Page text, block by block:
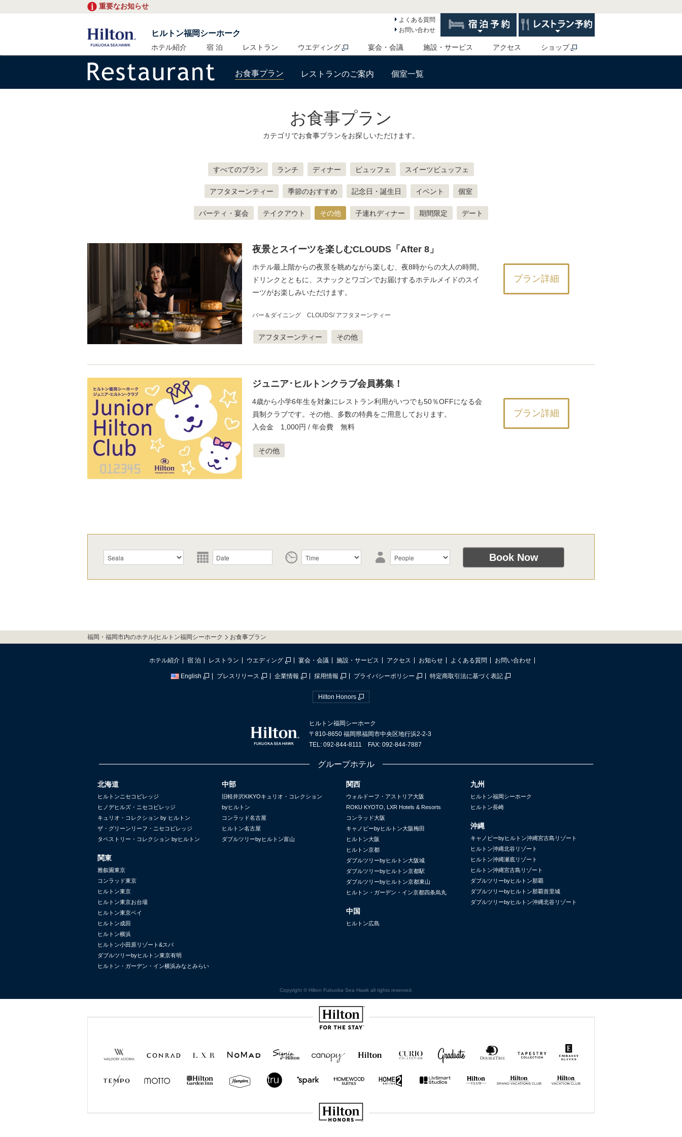
重要なお知らせ
ヒルトン福岡シーホーク
よくある質問
お問い合わせ
ホテル紹介 宿 泊 レストラン ウエディング 宴会・会議 施設・サービス アクセス ショップ
お食事プラン レストランのご案内 個室一覧
お食事プラン
カテゴリでお食事プランをお探しいただけます。
すべてのプラン ランチ ディナー ビュッフェ スイーツビュッフェ
アフタヌーンティー 季節のおすすめ 記念日・誕生日 イベント 個室
パーティ・宴会 テイクアウト その他 子連れディナー 期間限定 デート
夜景とスイーツを楽しむCLOUDS「After 8」
ホテル最上階からの夜景を眺めながら楽しむ、夜8時からの大人の時間。
ドリンクとともに、スナックとワゴンでお届けするホテルメイドのスイ
ーツがお楽しみいただけます。
バー＆ダイニング CLOUDS アフタヌーンティー
アフタヌーンティー その他
プラン詳細
ジュニア･ヒルトンクラブ会員募集！
4歳から小学6年生を対象にレストラン利用がいつでも50％OFFになる会
員制クラブです。その他、多数の特典をご用意しております。
入会金 1,000円 / 年会費 無料
その他
プラン詳細
福岡・福岡市内のホテル|ヒルトン福岡シーホーク お食事プラン
ホテル紹介 宿 泊 レストラン ウエディング 宴会・会議 施設・サービス アクセス お知らせ よくある質問 お問い合わせ
English プレスリリース 企業情報 採用情報 プライバシーポリシー 特定商取引法に基づく表記
Hilton Honors
ヒルトン福岡シーホーク
〒810-8650 福岡県福岡市中央区地行浜2-2-3
TEL: 092-844-8111 FAX: 092-844-7887
グループホテル
北海道
ヒルトンニセコビレッジ
ヒノデヒルズ・ニセコビレッジ
キュリオ・コレクション by ヒルトン
ザ・グリーンリーフ・ニセコビレッジ
タペストリー・コレクション byヒルトン
関東
雅叙園東京
コンラッド東京
ヒルトン東京
ヒルトン東京お台場
ヒルトン東京ベイ
ヒルトン成田
ヒルトン横浜
ヒルトン小田原リゾート&スパ
ダブルツリーbyヒルトン東京有明
ヒルトン・ガーデン・イン横浜みなとみらい
中部
旧軽井沢KIKYOキュリオ・コレクション
byヒルトン
コンラッド名古屋
ヒルトン名古屋
ダブルツリーbyヒルトン富山
関西
ウォルドーフ・アストリア大阪
ROKU KYOTO, LXR Hotels & Resorts
コンラッド大阪
キャノピーbyヒルトン大阪梅田
ヒルトン大阪
ヒルトン京都
ダブルツリーbyヒルトン大阪城
ダブルツリーbyヒルトン京都駅
ダブルツリーbyヒルトン京都東山
ヒルトン・ガーデン・イン京都四条烏丸
中国
ヒルトン広島
九州
ヒルトン福岡シーホーク
ヒルトン長崎
沖縄
キャノピーbyヒルトン沖縄宮古島リゾート
ヒルトン沖縄北谷リゾート
ヒルトン沖縄瀬底リゾート
ヒルトン沖縄宮古島リゾート
ダブルツリーbyヒルトン那覇
ダブルツリーbyヒルトン那覇首里城
ダブルツリーbyヒルトン沖縄北谷リゾート
Copyright © Hilton Fukuoka Sea Hawk all rights reserved.
Hilton
Astoria
Hotels &
Resorts
Hotels
&
Collection
DoubleTree
by
Hilton
Collection
by Hilton
Embassy
Suites
by
Garden
Inn
by
Hilton
Tru
by
Hilton
Hilton
Suites by
Hilton
Suites
by
VACATIONS
CLUB
VACATION
CLUB
Hilton Honors